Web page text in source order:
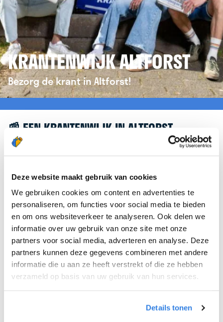
Deze website maakt gebruik van cookies
We gebruiken cookies om content en advertenties te
personaliseren, om functies voor social media te bieden
en om ons websiteverkeer te analyseren. Ook delen we
informatie over uw gebruik van onze site met onze
partners voor social media, adverteren en analyse. Deze
partners kunnen deze gegevens combineren met andere
informatie die u aan ze heeft verstrekt of die ze hebben
verzameld op basis van uw gebruik van hun services.
Details tonen
KRANTENWIJK ALTFORST
Bezorg de krant in Altforst!
📰 EEN KRANTENWIJK IN ALTFORST
Leuk dat je geïnteresseerd bent in een
verwijzen we je graag door naar de website van
krantenbezorgen.nl . Daar kun je je eenvoudig
aanmelden om de krant te bezorgen in Altforst.
We hopen dat je snel aan de slag kunt en wensen
je veel succes! 🚴‍♂️💨
Meld je aan als krantenbezorger!